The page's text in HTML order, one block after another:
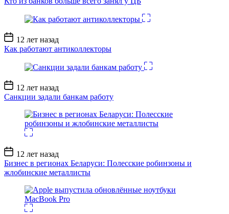
Дата
записи
12 лет назад
Как работают антиколлекторы
Дата
записи
12 лет назад
Санкции задали банкам работу
Дата
записи
12 лет назад
Бизнес в регионах Беларуси: Полесские робинзоны и
жлобинские металлисты